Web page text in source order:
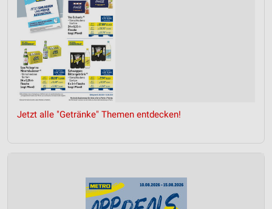
Jetzt alle "Getränke" Themen entdecken!